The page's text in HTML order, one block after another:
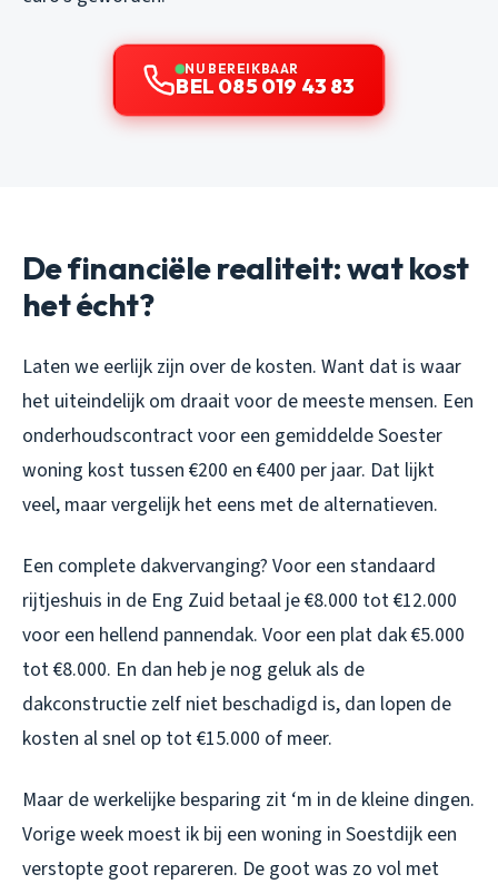
NU BEREIKBAAR
BEL 085 019 43 83
De financiële realiteit: wat kost
het écht?
Laten we eerlijk zijn over de kosten. Want dat is waar
het uiteindelijk om draait voor de meeste mensen. Een
onderhoudscontract voor een gemiddelde Soester
woning kost tussen €200 en €400 per jaar. Dat lijkt
veel, maar vergelijk het eens met de alternatieven.
Een complete dakvervanging? Voor een standaard
rijtjeshuis in de Eng Zuid betaal je €8.000 tot €12.000
voor een hellend pannendak. Voor een plat dak €5.000
tot €8.000. En dan heb je nog geluk als de
dakconstructie zelf niet beschadigd is, dan lopen de
kosten al snel op tot €15.000 of meer.
Maar de werkelijke besparing zit ‘m in de kleine dingen.
Vorige week moest ik bij een woning in Soestdijk een
verstopte goot repareren. De goot was zo vol met